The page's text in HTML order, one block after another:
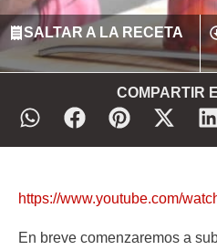
SALTAR A LA RECETA
COMPARTIR
https://www.youtube.com/
En breve comenzaremos a